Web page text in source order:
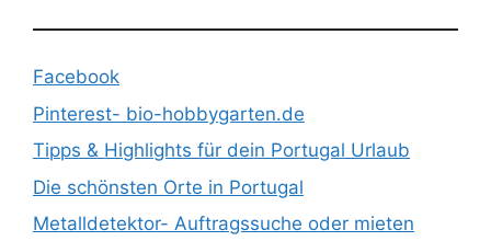
Facebook
Pinterest- bio-hobbygarten.de
Tipps & Highlights für dein Portugal Urlaub
Die schönsten Orte in Portugal
Metalldetektor- Auftragssuche oder mieten